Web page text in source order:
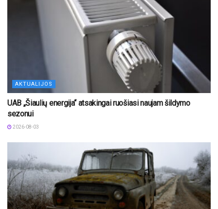
AKTUALIJOS
UAB „Šiaulių energija“ atsakingai ruošiasi naujam šildymo
sezonui
2026-08-03